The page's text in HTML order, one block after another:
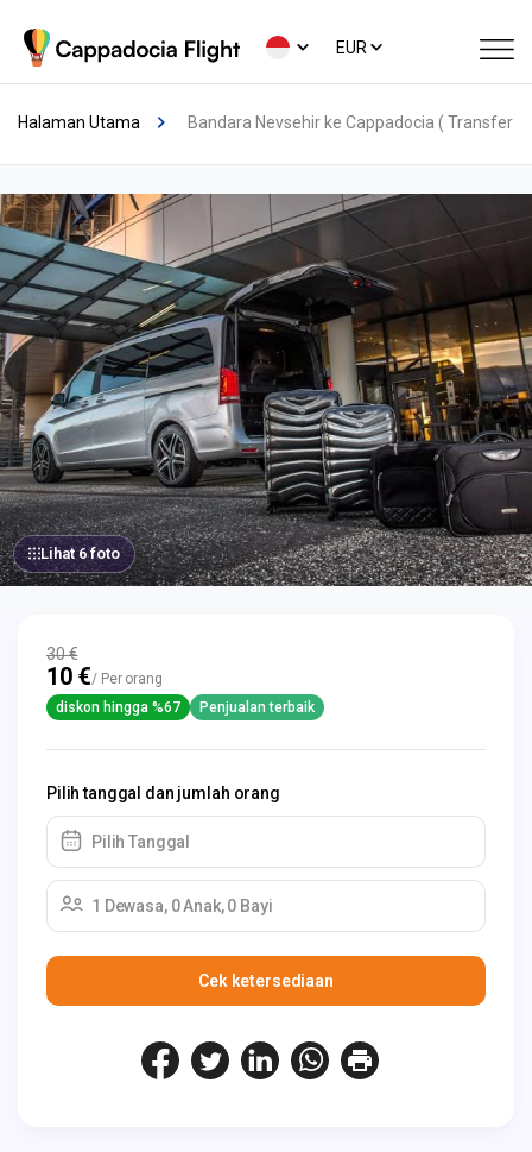
EUR
Halaman Utama Bandara Nevsehir ke Cappadocia ( Transfer
Lihat 6 foto
30 €
10 €/ Per orang
diskon hingga %67
Penjualan terbaik
Pilih tanggal dan jumlah orang
Pilih Tanggal
1 Dewasa, 0 Anak, 0 Bayi
Cek ketersediaan